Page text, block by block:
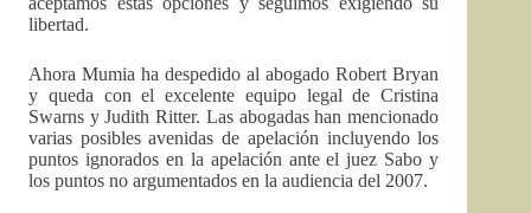
libertad.
Ahora Mumia ha despedido al abogado Robert Bryan
y queda con el excelente equipo legal de Cristina
Swarns y Judith Ritter. Las abogadas han mencionado
varias posibles avenidas de apelación incluyendo los
puntos ignorados en la apelación ante el juez Sabo y
los puntos no argumentados en la audiencia del 2007.